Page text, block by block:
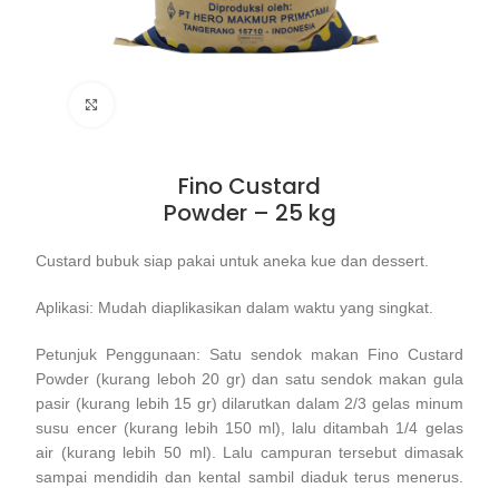
Fino Custard
Powder – 25 kg
Custard bubuk siap pakai untuk aneka kue dan dessert.
Aplikasi: Mudah diaplikasikan dalam waktu yang singkat.
Petunjuk Penggunaan: Satu sendok makan Fino Custard
Powder (kurang leboh 20 gr) dan satu sendok makan gula
pasir (kurang lebih 15 gr) dilarutkan dalam 2/3 gelas minum
susu encer (kurang lebih 150 ml), lalu ditambah 1/4 gelas
air (kurang lebih 50 ml). Lalu campuran tersebut dimasak
sampai mendidih dan kental sambil diaduk terus menerus.